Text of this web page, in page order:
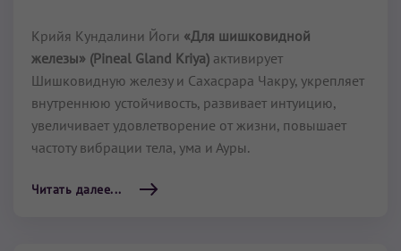
Крийя Кундалини Йоги «Для шишковидной
железы» (Pineal Gland Kriya) активирует
Шишковидную железу и Сахасрара Чакру, укрепляет
внутреннюю устойчивость, развивает интуицию,
увеличивает удовлетворение от жизни, повышает
частоту вибрации тела, ума и Ауры.
Читать далее...